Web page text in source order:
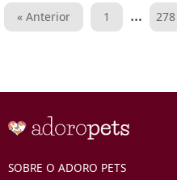
Paginação
« Anterior 1 … 278
SOBRE O ADORO PETS